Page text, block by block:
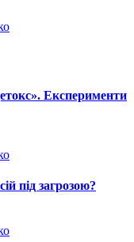
Експерименти
під загрозою?